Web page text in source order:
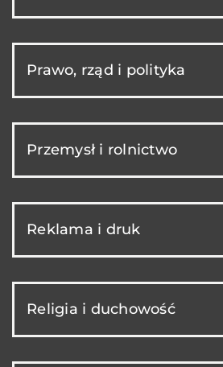
Prawo, rząd i polityka
Przemysł i rolnictwo
Reklama i druk
Religia i duchowość